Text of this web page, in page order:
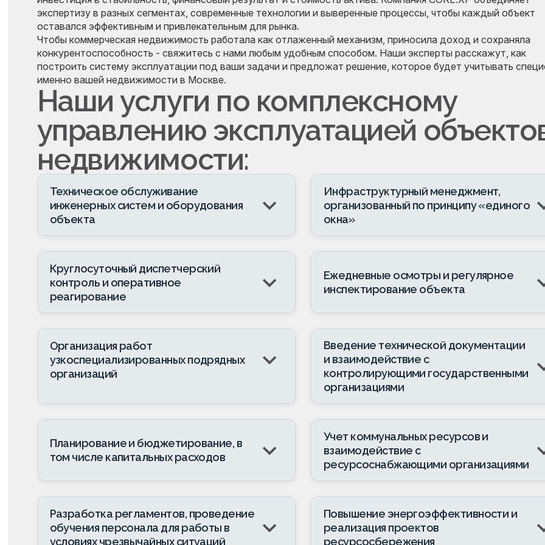
экспертизу в разных сегментах, современные технологии и выверенные процессы, чтобы каждый объект
оставался эффективным и привлекательным для рынка.
Чтобы коммерческая недвижимость работала как отлаженный механизм, приносила доход и сохраняла
конкурентоспособность - свяжитесь с нами любым удобным способом. Наши эксперты расскажут, как
построить систему эксплуатации под ваши задачи и предложат решение, которое будет учитывать
именно вашей недвижимости в Москве.
Наши услуги по комплексному
управлению эксплуатацией
недвижимости:
Техническое обслуживание
инженерных систем и оборудования
объекта
Инфраструктурный менеджмент,
организованный по принципу «единого
окна»
Круглосуточный диспетчерский
контроль и оперативное
реагирование
Ежедневные осмотры и регулярное
инспектирование объекта
Организация работ
узкоспециализированных подрядных
организаций
Введение технической документации
и взаимодействие с
контролирующими государственными
организациями
Планирование и бюджетирование, в
том числе капитальных расходов
Учет коммунальных ресурсов и
взаимодействие с
ресурсоснабжающими организациями
Разработка регламентов, проведение
обучения персонала для работы в
условиях чрезвычайных ситуаций
Повышение энергоэффективности и
реализация проектов
ресурсосбережения